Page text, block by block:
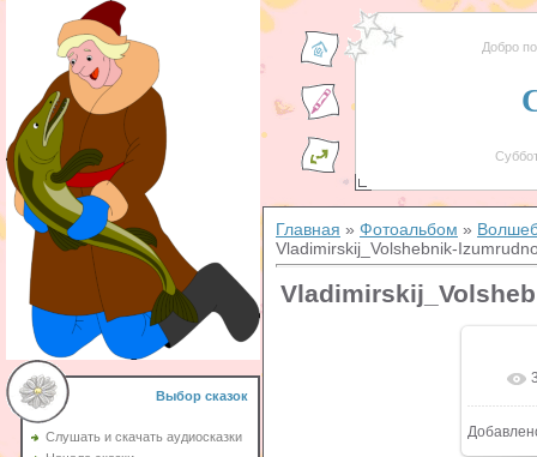
Выбор сказок
Слушать и скачать аудиосказки
Добро
Главная » Фотоальбом »
Vladimirskij_Volshebnik-